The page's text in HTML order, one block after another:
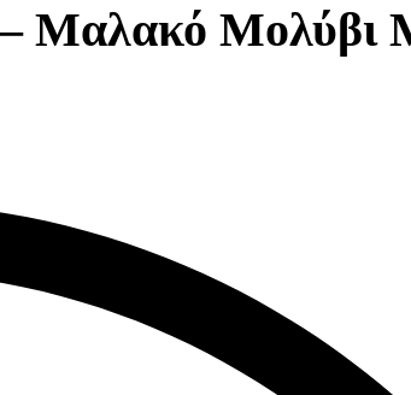
– Μαλακό Μολύβι